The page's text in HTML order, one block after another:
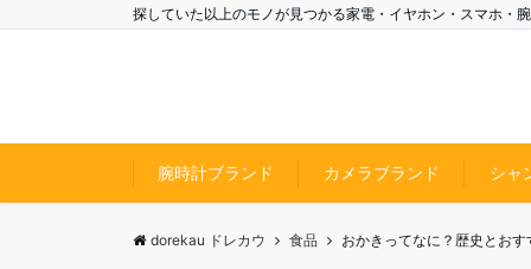
探していた以上のモノが見つかる家電・イヤホン・スマホ・
腕時計ブランド カメラブランド シャ
dorekau ドレカウ 食品 おかきってなに？歴史とお